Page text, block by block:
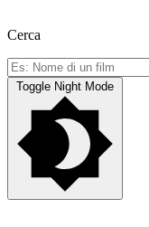
Cerca
Toggle Night Mode